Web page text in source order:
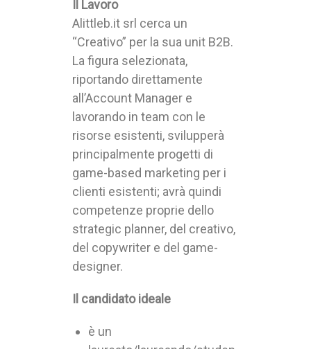
Il Lavoro
Alittleb.it srl cerca un
“Creativo” per la sua unit B2B.
La figura selezionata,
riportando direttamente
all’Account Manager e
lavorando in team con le
risorse esistenti, svilupperà
principalmente progetti di
game-based marketing per i
clienti esistenti; avrà quindi
competenze proprie dello
strategic planner, del creativo,
del copywriter e del game-
designer.
Il candidato ideale
è un